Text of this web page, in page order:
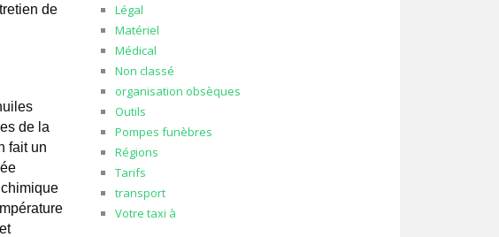
de
de la
fait un
Légal
Matériel
Médical
Non classé
organisation obsèques
Outils
Pompes funèbres
Régions
Tarifs
transport
Votre taxi à